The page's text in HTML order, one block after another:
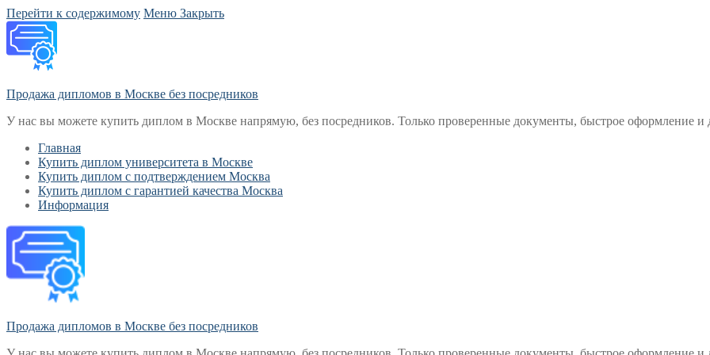
Перейти к содержимому Меню Закрыть
Продажа дипломов в Москве без посредников
У нас вы можете купить диплом в Москве напрямую, без посредников. Только проверенные документы, быстрое оформление и
Главная
Купить диплом университета в Москве
Купить диплом с подтверждением Москва
Купить диплом с гарантией качества Москва
Информация
Продажа дипломов в Москве без посредников